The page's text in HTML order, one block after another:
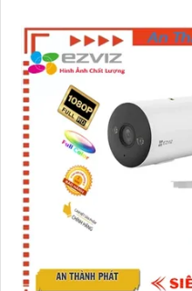
nhỏ gọn xoay 360 độ và có
512GB với khả năng thu